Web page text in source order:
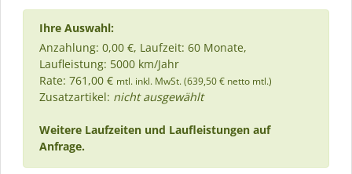
Ihre Auswahl:
Anzahlung: 0,00 €, Laufzeit: 60 Monate,
Laufleistung: 5000 km/Jahr
Rate: 761,00 € mtl. inkl. MwSt. (639,50 € netto mtl.)
Zusatzartikel: nicht ausgewählt
Weitere Laufzeiten und Laufleistungen auf
Anfrage.